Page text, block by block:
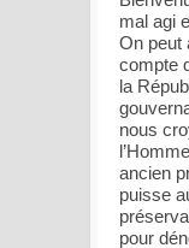
mal agi
On peut
compte
la
nous
ancien
puisse
pour